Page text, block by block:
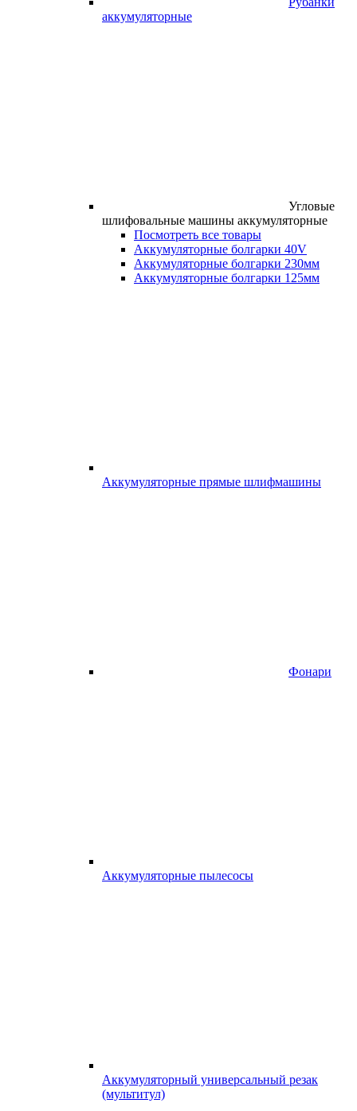
аккумуляторные
Угловые
шлифовальные машины аккумуляторные
Посмотреть все товары
Аккумуляторные болгарки 40V
Аккумуляторные болгарки 230мм
Аккумуляторные болгарки 125мм
Аккумуляторные прямые шлифмашины
Фонари
Аккумуляторные пылесосы
Аккумуляторный универсальный резак
(мультитул)